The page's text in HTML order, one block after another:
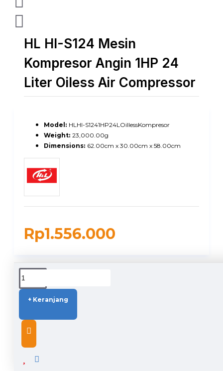
HL HI-S124 Mesin
Kompresor Angin 1HP 24
Liter Oiless Air Compressor
Rp1.556.000
Model: HLHI-S1241HP24LOillessKompresor
Weight: 23,000.00g
Dimensions: 62.00cm x 30.00cm x 58.00cm
+ Keranjang
DUKUNGAN PENGIRIMAN
DESCRIPTION